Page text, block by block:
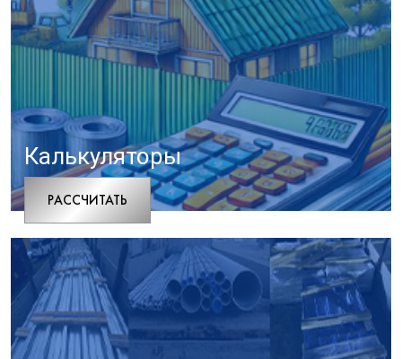
Калькуляторы
РАCСЧИТАТЬ